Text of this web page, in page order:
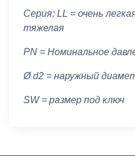
Серия: LL = очень
тяжелая
PN = Номинальное
Ø d2 = наружный
SW = размер под ключ